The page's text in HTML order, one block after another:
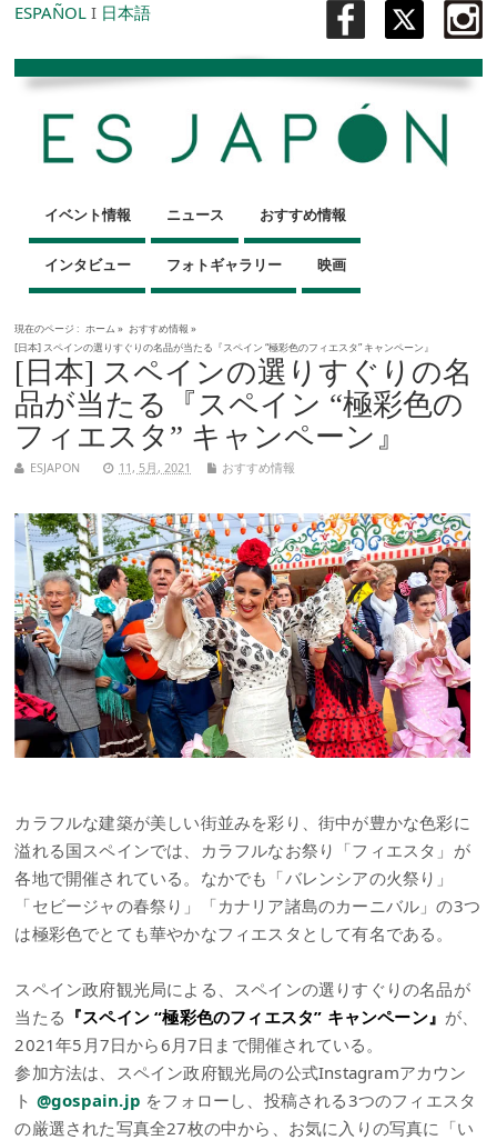
ESPAÑOL I 日本語
イベント情報 ニュース おすすめ情報
インタビュー フォトギャラリー 映画
現在のページ : ホーム » おすすめ情報 »
[日本] スペインの選りすぐりの名品が当たる『スペイン “極彩色のフィエスタ” キャンペーン』
[日本] スペインの選りすぐりの名
品が当たる『スペイン “極彩色の
フィエスタ” キャンペーン』
ESJAPON 11, 5月, 2021 おすすめ情報
カラフルな建築が美しい街並みを彩り、街中が豊かな色彩に
溢れる国スペインでは、カラフルなお祭り「フィエスタ」が
各地で開催されている。なかでも「バレンシアの火祭り」
「セビージャの春祭り」「カナリア諸島のカーニバル」の3つ
は極彩色でとても華やかなフィエスタとして有名である。
スペイン政府観光局による、スペインの選りすぐりの名品が
当たる 『スペイン “極彩色のフィエスタ” キャンペーン』 が、
2021年5月7日から6月7日まで開催されている。
参加方法は、スペイン政府観光局の公式Instagramアカウン
ト @gospain.jp をフォローし、投稿される3つのフィエスタ
の厳選された写真全27枚の中から、お気に入りの写真に「い